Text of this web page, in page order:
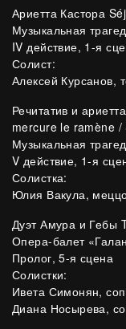
Ариетта Кастора
Музыкальная
IV действие, 1-я
Солист:
Алексей Курсанов,
Речитатив и
mercure le ramène
Музыкальная
V действие, 1-я
Солистка:
Юлия Вакула,
Дуэт Амура и Гебы
Опера-балет
Пролог, 5-я сцена
Солистки:
Ивета Симонян,
Диана Носырева,